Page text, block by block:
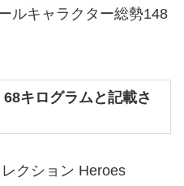
ルキャラクター総勢148
キログラムと記載さ
クション Heroes